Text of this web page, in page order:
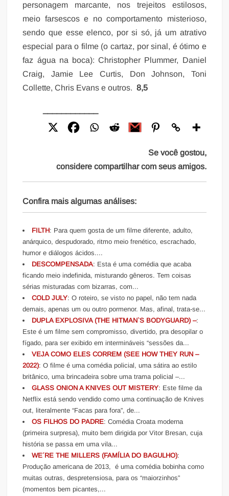
personagem marcante, nos trejeitos estilosos,
meio farsescos e no comportamento misterioso,
sendo que esse elenco, por si só, já um atrativo
especial para o filme (o cartaz, por sinal, é ótimo e
faz água na boca): Christopher Plummer, Daniel
Craig, Jamie Lee Curtis, Don Johnson, Toni
Collette, Chris Evans e outros.8,5
Se você gostou,
considere compartilhar com seus amigos.
Confira mais algumas análises:
FILTH: Para quem gosta de um filme diferente, adulto,
anárquico, despudorado, ritmo meio frenético, escrachado,
humor e diálogos ácidos....
DESCOMPENSADA: Esta é uma comédia que acaba
ficando meio indefinida, misturando gêneros. Tem coisas
sérias misturadas com bizarras, com...
COLD JULY: O roteiro, se visto no papel, não tem nada
demais, apenas um ou outro pormenor. Mas, afinal, trata-se...
DUPLA EXPLOSIVA (THE HITMAN`S BODYGUARD) –:
Este é um filme sem compromisso, divertido, pra desopilar o
fígado, para ser exibido em intermináveis “sessões da...
VEJA COMO ELES CORREM (SEE HOW THEY RUN –
2022): O filme é uma comédia policial, uma sátira ao estilo
britânico, uma brincadeira sobre uma trama policial –...
GLASS ONION A KNIVES OUT MISTERY: Este filme da
Netflix está sendo vendido como uma continuação de Knives
out, literalmente “Facas para fora”, de...
OS FILHOS DO PADRE: Comédia Croata moderna
(primeira surpresa), muito bem dirigida por Vitor Bresan, cuja
história se passa em uma vila...
WE´RE THE MILLERS (FAMÍLIA DO BAGULHO):
Produção americana de 2013, é uma comédia bobinha como
muitas outras, despretensiosa, para os “maiorzinhos”
(momentos bem picantes,...